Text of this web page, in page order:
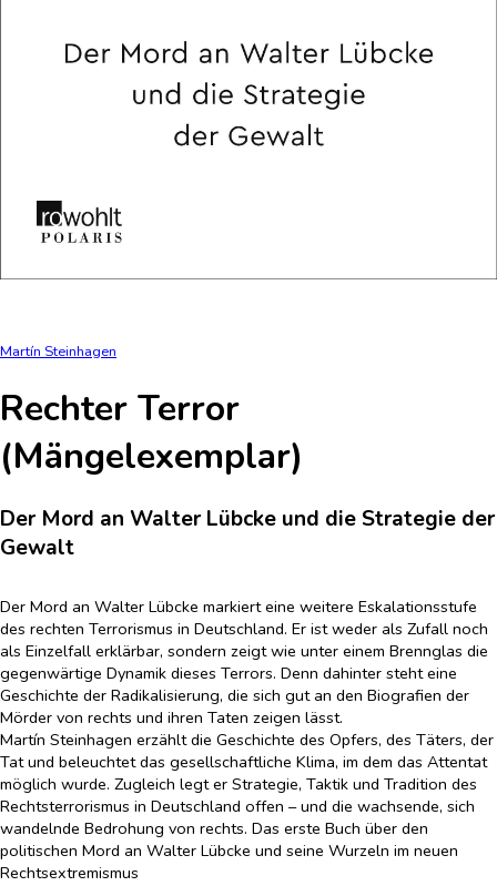
Martín Steinhagen
Rechter Terror
(Mängelexemplar)
Der Mord an Walter Lübcke und die Strategie der
Gewalt
Der Mord an Walter Lübcke markiert eine weitere Eskalationsstufe
des rechten Terrorismus in Deutschland. Er ist weder als Zufall noch
als Einzelfall erklärbar, sondern zeigt wie unter einem Brennglas die
gegenwärtige Dynamik dieses Terrors. Denn dahinter steht eine
Geschichte der Radikalisierung, die sich gut an den Biografien der
Mörder von rechts und ihren Taten zeigen lässt.
Martín Steinhagen erzählt die Geschichte des Opfers, des Täters, der
Tat und beleuchtet das gesellschaftliche Klima, im dem das Attentat
möglich wurde. Zugleich legt er Strategie, Taktik und Tradition des
Rechtsterrorismus in Deutschland offen – und die wachsende, sich
wandelnde Bedrohung von rechts. Das erste Buch über den
politischen Mord an Walter Lübcke und seine Wurzeln im neuen
Rechtsextremismus